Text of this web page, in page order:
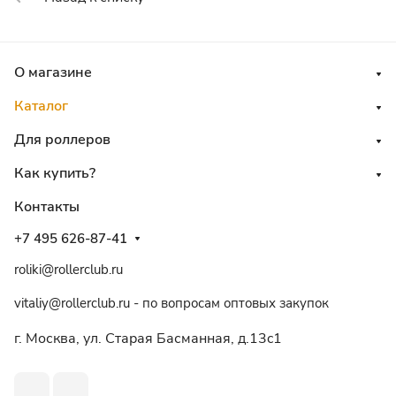
О магазине
Каталог
Для роллеров
Как купить?
Контакты
+7 495 626-87-41
roliki@rollerclub.ru
vitaliy@rollerclub.ru - по вопросам оптовых закупок
г. Москва, ул. Старая Басманная, д.13c1